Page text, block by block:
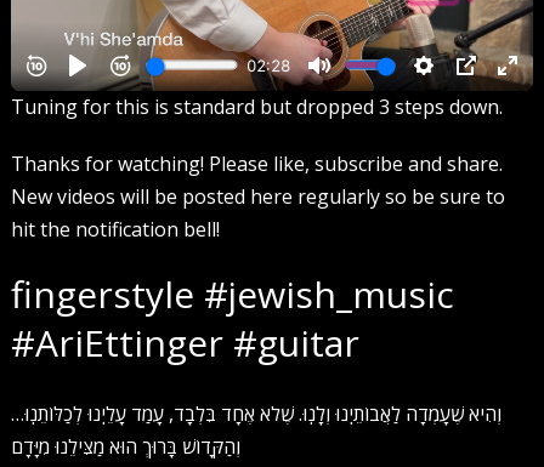
Tuning for this is standard but dropped 3 steps down.
Thanks for watching! Please like, subscribe and share.
New videos will be posted here regularly so be sure to
hit the notification bell!
fingerstyle #jewish_music
#AriEttinger #guitar
וְהִיא שֶׁעָמְדָה לַאֲבוֹתֵיֽנוּ וְלָנֽוּ. שֶׁלֹא אֶחָד בִּלְבָד, עָמַד עָלֵיֽנוּ לְכַלּוֹתֵנֽוּ…
וְהַקָּדוֹשׁ בָּרוּךְ הוּא מַצִּילֵנוּ מִיָּדָם